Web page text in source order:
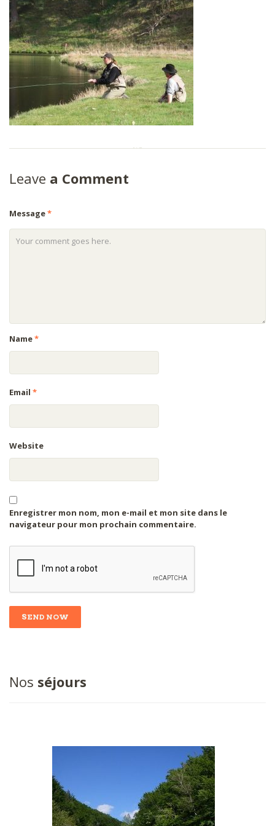
Leave a Comment
Message*
Name*
Email *
Website
Enregistrer mon nom, mon e-mail et mon site dans le
navigateur pour mon prochain commentaire.
Nos séjours